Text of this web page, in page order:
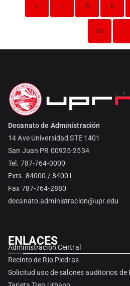
« ‹ 5 6
10 ›
Decanato de Administración
14 Ave Universidad STE 1401
San Juan PR 00925-2534
Tel. 787-764-0000
Exts. 84000 / 84001
Fax 787-764-2880
decanato.administracion@upr.edu
ENLACES
Administración Central
Recinto de Río Piedras
Solicitud uso de salones auditorios de